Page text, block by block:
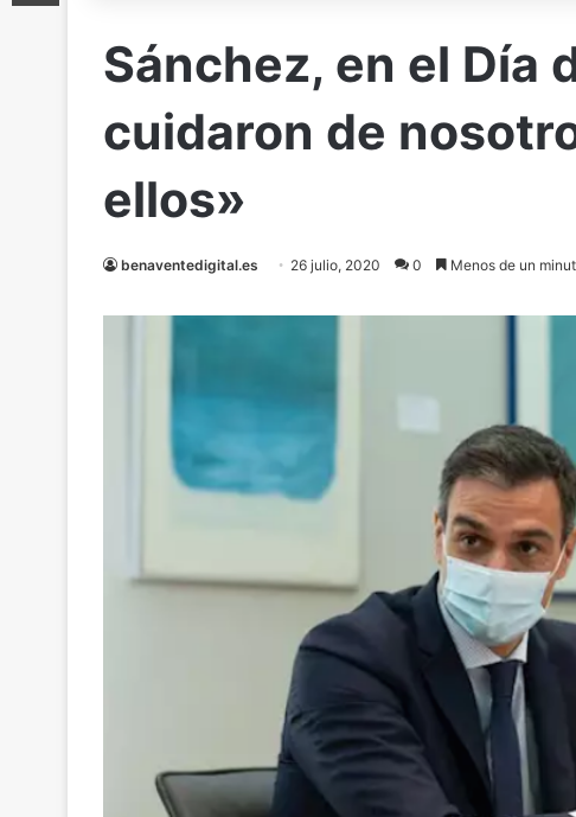
Sánchez, en el Día
cuidaron de
ellos»
benaventedigital.es 26 julio, 2020 0 Menos de un